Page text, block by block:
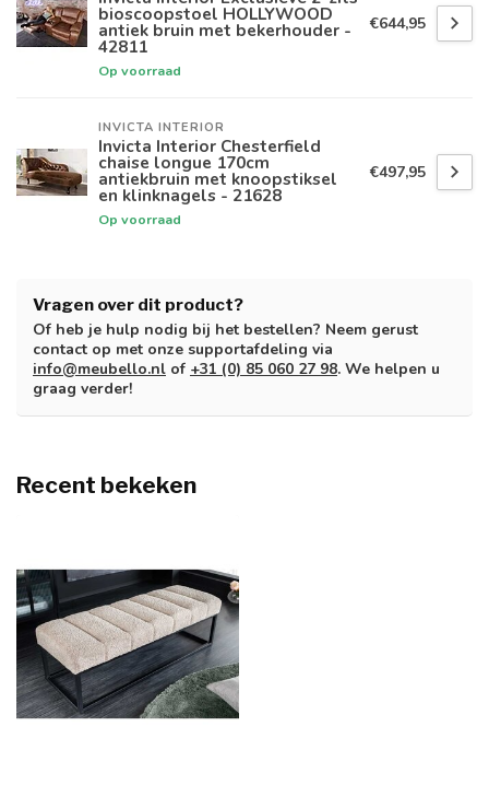
bioscoopstoel HOLLYWOOD
antiek bruin met bekerhouder -
42811
Op voorraad
€644,95
INVICTA INTERIOR
Invicta Interior Chesterfield
chaise longue 170cm
antiekbruin met knoopstiksel
en klinknagels - 21628
Op voorraad
€497,95
Vragen over dit product?
Of heb je hulp nodig bij het bestellen? Neem gerust
contact op met onze supportafdeling via
info@meubello.nl of +31 (0) 85 060 27 98. We helpen u
graag verder!
Recent bekeken